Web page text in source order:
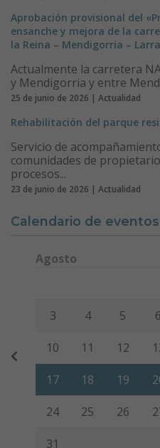
Aprobación provisional del
ensanche y mejora de la
la Reina – Mendigorria –
Actualmente la carretera
y Mendigorria y entre
25 de junio de 2026 | Actualidad
Rehabilitación del parque
Servicio de
comunidades de
procesos...
23 de junio de 2026 | Actualidad
Calendario de eventos
Agosto
3 4 5 6
10 11 12
17 18 19
24 25 26
31